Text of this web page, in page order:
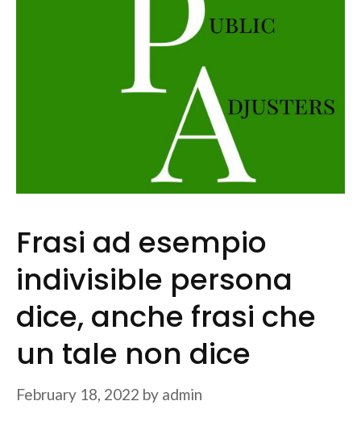
Frasi ad esempio
indivisible persona
dice, anche frasi che
un tale non dice
February 18, 2022 by admin